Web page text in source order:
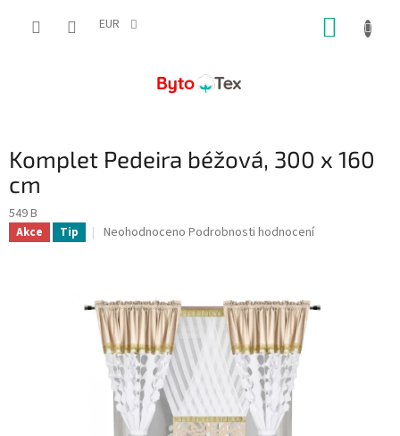
EUR
Komplet Pedeira béžová, 300 x 160
cm
549 B
Akce Tip
Průměrné
0,0
z
5
hvězdiček.
Neohodnoceno Podrobnosti hodnocení